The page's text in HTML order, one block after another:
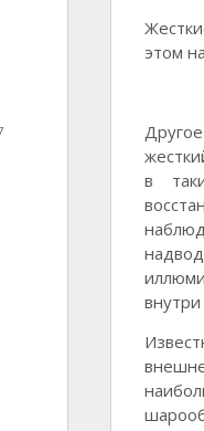
этом
в